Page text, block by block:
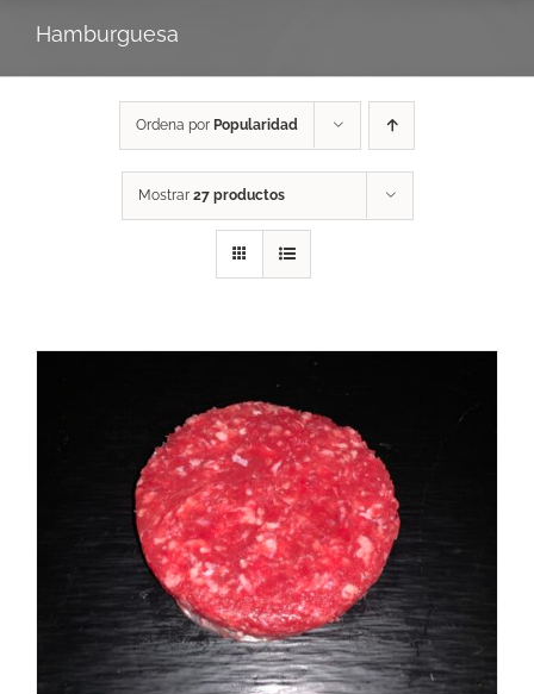
Hamburguesa
Ordena por Popularidad
Mostrar 27 productos